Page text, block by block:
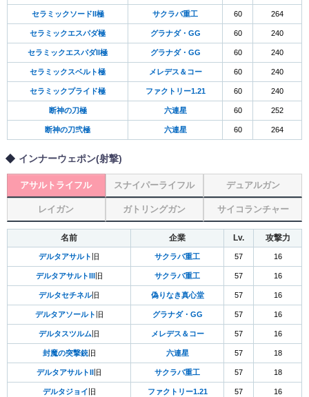
セラミックソードII極 サクラバ重工 60 264
セラミックエスパダ極 グラナダ・GG 60 240
セラミックエスパダII極 グラナダ・GG 60 240
セラミックスベルト極 メレデス＆コー 60 240
セラミックプライド極 ファクトリー1.21 60 240
断神の刀極 六連星 60 252
断神の刀弐極 六連星 60 264
インナーウェポン(射撃)
アサルトライフル スナイパーライフル デュアルガン
レイガン ガトリングガン サイコランチャー
名前 企業 Lv. 攻撃力
デルタアサルト 旧 サクラバ重工 57 16
デルタアサルトIII 旧 サクラバ重工 57 16
デルタセチネル旧 偽りなき真心堂 57 16
デルタアソールト 旧 グラナダ・GG 57 16
デルタスツルム 旧 メレデス＆コー 57 16
封魔の突撃銃旧 六連星 57 18
デルタアサルトII 旧 サクラバ重工 57 18
デルタジョイ 旧 ファクトリー1.21 57 16